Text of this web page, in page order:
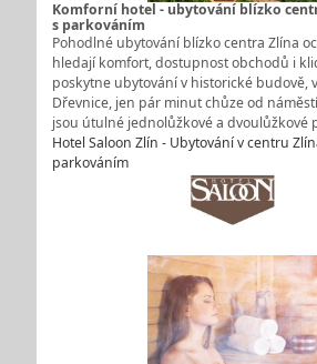
Komforní hotel - ubytování blízko
s parkováním
Pohodlné ubytování blízko centra Zlína
hledají komfort, dostupnost obchodů i
poskytne ubytování v historické budově,
Dřevnice, jen pár minut chůze od
jsou útulné jednolůžkové a dvoulůžkové
Hotel Saloon Zlín - Ubytování v centru
parkováním